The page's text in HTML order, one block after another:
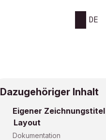
DE
Dazugehöriger Inhalt
Eigener
Layout
Dokumentation